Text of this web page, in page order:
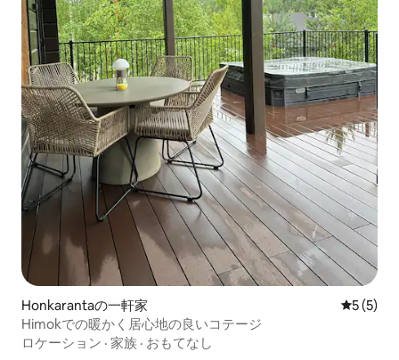
Honkarantaの一軒家 レビュー
5 (5)
Himokでの暖かく居心地の良いコテージ
ロケーション · 家族 · おもてなし